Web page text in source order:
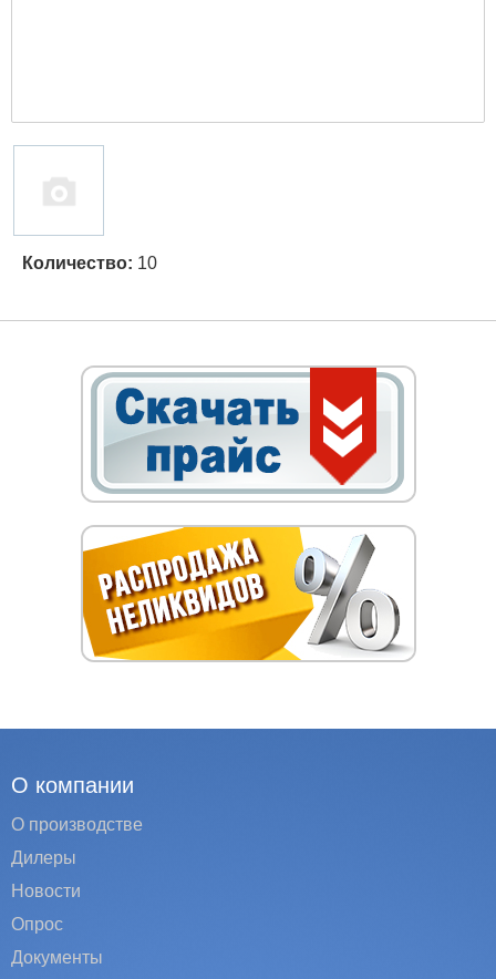
Количество: 10
О компании
О производстве
Дилеры
Новости
Опрос
Документы